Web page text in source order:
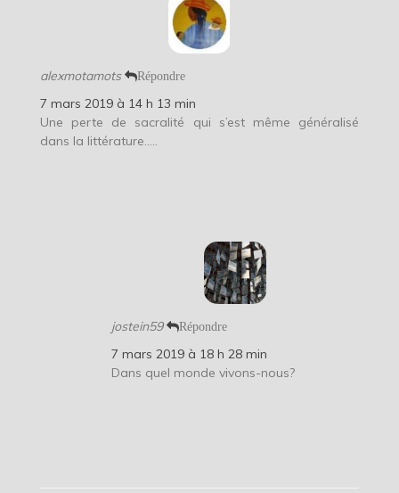
alexmotamots Répondre
7 mars 2019 à 14 h 13 min
Une perte de sacralité qui s’est même généralisé
dans la littérature…..
jostein59 Répondre
7 mars 2019 à 18 h 28 min
Dans quel monde vivons-nous?